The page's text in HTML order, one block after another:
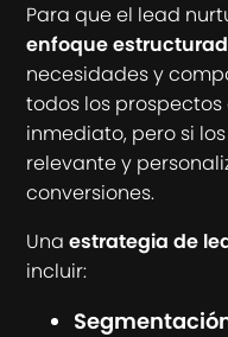
Para que el lead
enfoque
necesidades y
todos los
inmediato, pero si
relevante y
conversiones.
Unaestrategia de
incluir: